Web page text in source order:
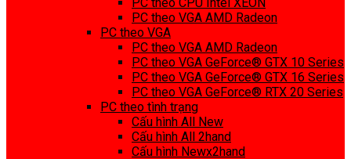
PC theo VGA AMD Radeon
PC theo VGA
PC theo VGA AMD Radeon
PC theo VGA GeForce® GTX 10 Series
PC theo VGA GeForce® GTX 16 Series
PC theo VGA GeForce® RTX 20 Series
PC theo tình trạng
Cấu hình All New
Cấu hình All 2hand
Cấu hình Newx2hand